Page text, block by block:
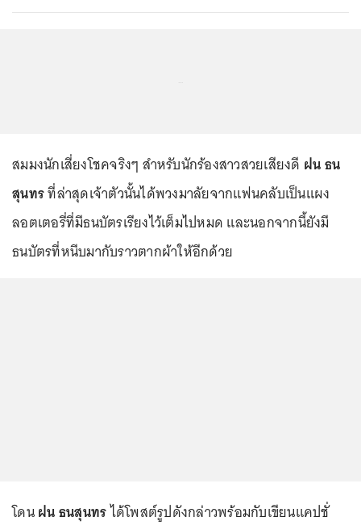
สมมงนักเสี่ยงโชคจริงๆ สำหรับนักร้องสาวสวยเสียงดี ฝน ธน
สุนทรที่ล่าสุดเจ้าตัวนั้นได้พวงมาลัยจากแฟนคลับเป็นแผง
ลอตเตอรี่ที่มีธนบัตรเรียงไว้เต็มไปหมด และนอกจากนี้ยังมี
ธนบัตรที่หนีบมากับราวตากผ้าให้อีกด้วย
โดนฝน ธนสุนทรได้โพสต์รูปดังกล่าวพร้อมกับเขียนแคปชั่